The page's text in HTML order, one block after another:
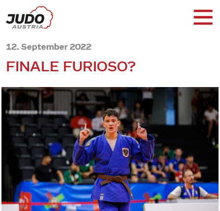
12. September 2022
FINALE FURIOSO?